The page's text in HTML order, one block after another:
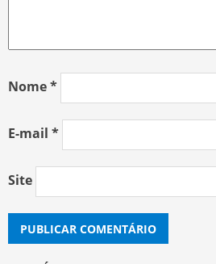
Nome*
E-mail *
Site